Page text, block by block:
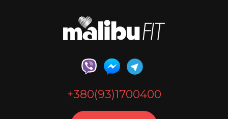
+380(93)1700400